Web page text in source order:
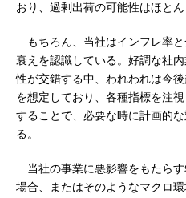
おり、過剰出荷の可能性はほとん
もちろん、当社はインフレ率
衰えを認識している。好調な社
性が交錯する中、われわれは今
を想定しており、各種指標を注
することで、必要な時に計画的
る。
当社の事業に悪影響をもたら
場合、またはそのようなマクロ